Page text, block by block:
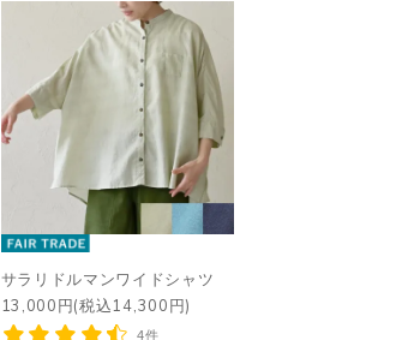
サラリドルマンワイドシャツ
13,000円(税込14,300円)
4件